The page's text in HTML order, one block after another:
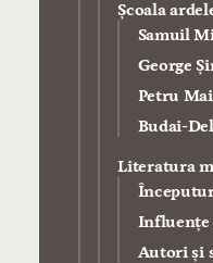
Şcoala
Samuil
George
Petru
Budai-
Literatura
Influenţe
Autori şi